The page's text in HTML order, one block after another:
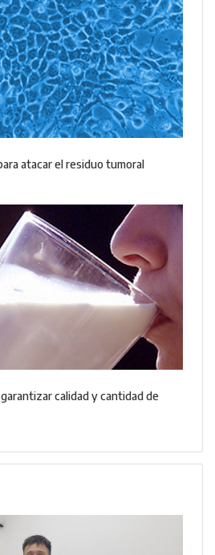
atacar el residuo tumoral
calidad y cantidad de